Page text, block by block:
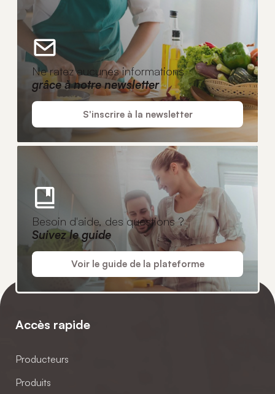
Ne ratez aucunes informations
grâce à notre newsletter
S'inscrire à la newsletter
Besoin d'aide, des questions ?
Suivez le guide
Voir le guide de la plateforme
Accès rapide
Producteurs
Produits